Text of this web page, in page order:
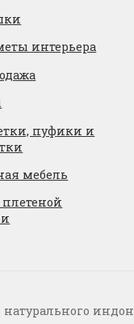
интерьера
пуфики и
мебель
плетеной